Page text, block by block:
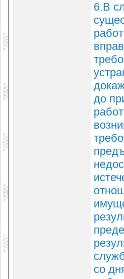
6.В
до
со